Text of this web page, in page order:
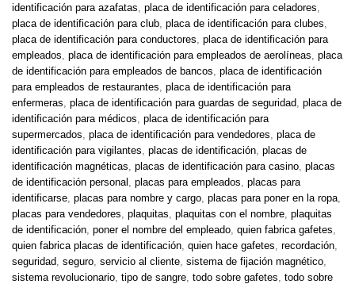
identificación para azafatas placa de identificación para celadores
placa de identificación para club placa de identificación para clubes
placa de identificación para conductores placa de identificación para
empleados placa de identificación para empleados de aerolíneas placa
de identificación para empleados de bancos placa de identificación
para empleados de restaurantes placa de identificación para
enfermeras placa de identificación para guardas de seguridad placa de
identificación para médicos placa de identificación para
supermercados placa de identificación para vendedores placa de
identificación para vigilantes placas de identificación placas de
identificación magnéticas placas de identificación para casino placas
de identificación personal placas para empleados placas para
identificarse placas para nombre y cargo placas para poner en la ropa
placas para vendedores plaquitas plaquitas con el nombre plaquitas
de identificación poner el nombre del empleado quien fabrica gafetes
quien fabrica placas de identificación quien hace gafetes recordación
seguridad seguro servicio al cliente sistema de fijación magnético
sistema revolucionario tipo de sangre todo sobre gafetes todo sobre